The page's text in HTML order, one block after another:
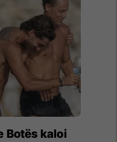
Botës kaloi